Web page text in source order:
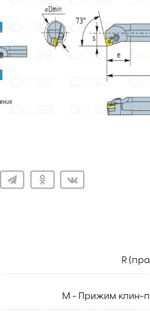
R
M - Прижим клин-